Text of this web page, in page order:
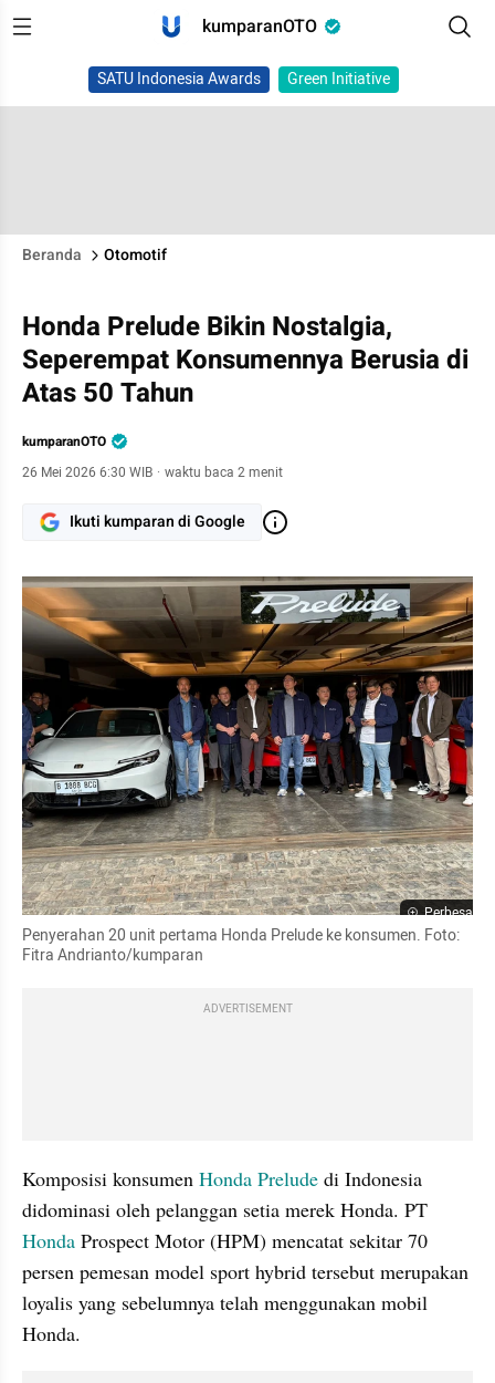
kumparanOTO
SATU Indonesia Awards Green Initiative
Beranda Otomotif
Honda Prelude Bikin Nostalgia,
Seperempat Konsumennya Berusia di
Atas 50 Tahun
kumparanOTO
26 Mei 2026 6:30 WIB · waktu baca 2 menit
Ikuti kumparan di Google
Perbesar
Penyerahan 20 unit pertama Honda Prelude ke konsumen. Foto:
Fitra Andrianto/kumparan
ADVERTISEMENT
Komposisi konsumen Honda Prelude di Indonesia
Honda Prospect Motor (HPM) mencatat sekitar 70
persen pemesan model sport hybrid tersebut merupakan
loyalis yang sebelumnya telah menggunakan mobil
Honda.